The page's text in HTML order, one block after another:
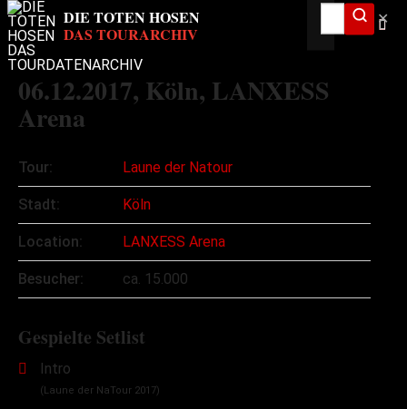
✕
06.12.2017, Köln, LANXESS
Arena
Tour: Laune der Natour
Stadt: Köln
Location: LANXESS Arena
Besucher: ca. 15.000
Gespielte Setlist
Intro
(Laune der NaTour 2017)